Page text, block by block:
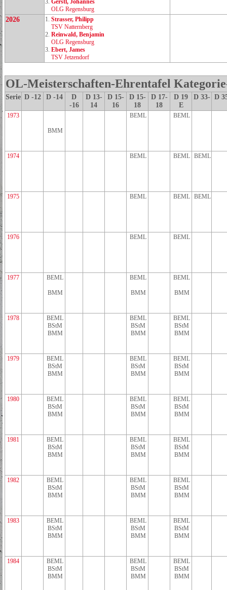
3. Gerstl, Johannes
OLG Regensburg
2026 1. Strasser, Philipp
TSV Natternberg
2. Reinwald, Benjamin
OLG Regensburg
3. Ebert, James
TSV Jetzendorf
OL-Meisterschaften-Ehrentafel
Serie D -12 D -14
D
-16
D 13-
14
D 15-
16
D 15-
18
D 17-
18
D 19
E
D 33- D
1973
BMM
BEML BEML
1974 BEML BEML BEML
1975 BEML BEML BEML
1976 BEML BEML
1977 BEML
BMM
BEML
BMM
BEML
BMM
1978
BEML
BStM
BMM
BEML
BStM
BMM
BEML
BStM
BMM
1979
BEML
BStM
BMM
BEML
BStM
BMM
BEML
BStM
BMM
1980
BEML
BStM
BMM
BEML
BStM
BMM
BEML
BStM
BMM
1981
BEML
BStM
BMM
BEML
BStM
BMM
BEML
BStM
BMM
1982
BEML
BStM
BMM
BEML
BStM
BMM
BEML
BStM
BMM
1983
BEML
BStM
BMM
BEML
BStM
BMM
BEML
BStM
BMM
1984
BEML
BStM
BMM
BEML
BStM
BMM
BEML
BStM
BMM